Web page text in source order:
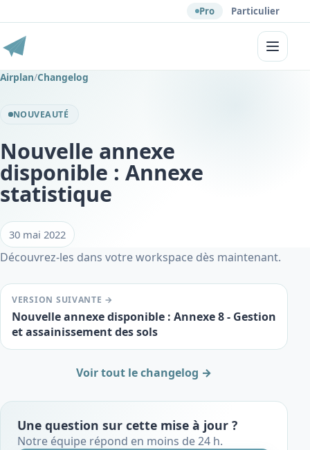
Pro Particulier
Menu
Airplan/Changelog
NOUVEAUTÉ
Nouvelle annexe
disponible : Annexe
statistique
30 mai 2022
Découvrez-les dans votre workspace dès maintenant.
VERSION SUIVANTE →
Nouvelle annexe disponible : Annexe 8 - Gestion
et assainissement des sols
Voir tout le changelog →
Une question sur cette mise à jour ?
Notre équipe répond en moins de 24 h.